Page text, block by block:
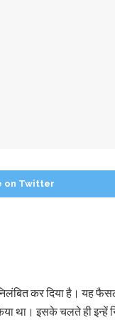
on Twitter
कर दिया है। यह
था। इसके चलते ही इन्हें